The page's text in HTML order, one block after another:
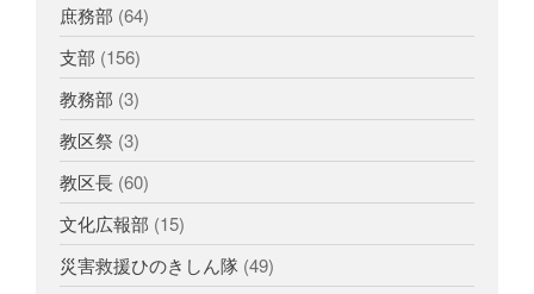
庶務部 (64)
支部 (156)
教務部 (3)
教区祭 (3)
教区長 (60)
文化広報部 (15)
災害救援ひのきしん隊 (49)